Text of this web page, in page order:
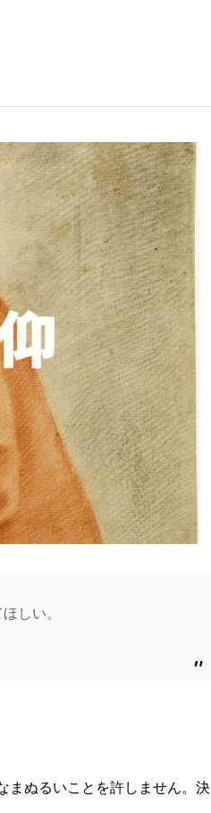
しい。
まぬるいことを許しません。決